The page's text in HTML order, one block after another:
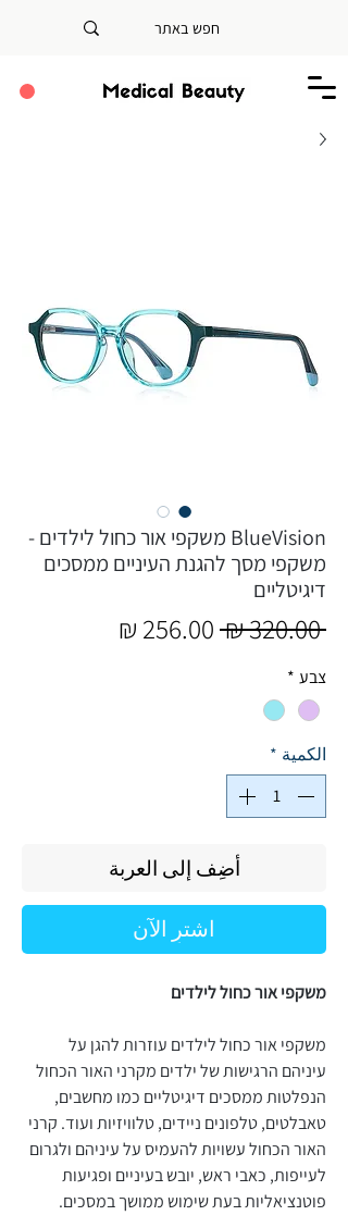
BlueVision משקפי אור כחול לילדים -
משקפי מסך להגנת העיניים ממסכים
דיגיטליים
‏320.00 ₪
سعر
צבע *
الكمية *
أضِف إلى العربة
اشترِ الآن
משקפי אור כחול לילדים
משקפי אור כחול לילדים עוזרות להגן על
עיניהם הרגישות של ילדים מקרני האור הכחול
הנפלטות ממסכים דיגיטליים כמו מחשבים,
טאבלטים, טלפונים ניידים, טלוויזיות ועוד. קרני
האור הכחול עשויות להעמיס על עיניהם ולגרום
לעייפות, כאבי ראש, יובש בעיניים ופגיעות
פוטנציאליות בעת שימוש ממושך במסכים.